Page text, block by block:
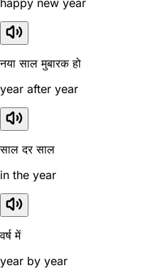
happy new year
नया साल मुबारक हो
year after year
साल दर साल
in the year
वर्ष में
year by year